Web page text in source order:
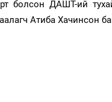
болсон ДАШТ-ий
Атиба Хачинсон